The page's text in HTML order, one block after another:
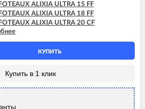
ALIXIA ULTRA 15 FF
ALIXIA ULTRA 18 FF
ALIXIA ULTRA 20 CF
ALIXIA ULTRA 20 FF
ALIXIA ULTRA 24 CF
ALIXIA ULTRA 24 FF
INOA ULTRA 24 FF
PIGMA ULTRA 25 FF
PIGMA ULTRA 30 CF
PIGMA ULTRA 30 FF
PIGMA ULTRA 35 FF
КУПИТЬ
Купить в 1 клик